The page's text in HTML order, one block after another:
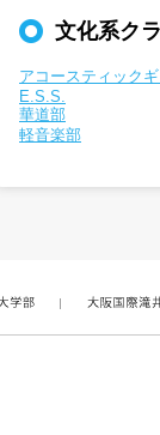
文化系ク
アコースティック
E.S.S.
華道部
軽音楽部